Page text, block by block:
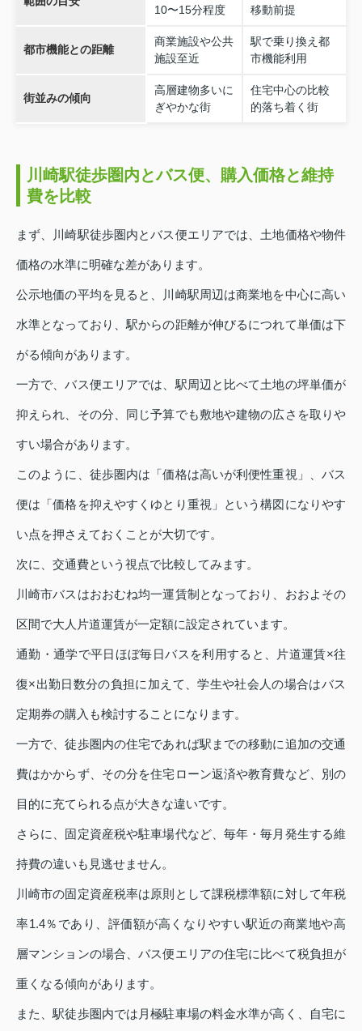
10〜15分程度 移動前提
都市機能との距離
商業施設や公共
施設至近
駅で乗り換え都
市機能利用
街並みの傾向
高層建物多いに
ぎやかな街
住宅中心の比較
的落ち着く街
川崎駅徒歩圏内とバス便、購入価格と維持
費を比較
まず、川崎駅徒歩圏内とバス便エリアでは、土地価格や物件
価格の水準に明確な差があります。
公示地価の平均を見ると、川崎駅周辺は商業地を中心に高い
水準となっており、駅からの距離が伸びるにつれて単価は下
がる傾向があります。
一方で、バス便エリアでは、駅周辺と比べて土地の坪単価が
抑えられ、その分、同じ予算でも敷地や建物の広さを取りや
すい場合があります。
このように、徒歩圏内は「価格は高いが利便性重視」、バス
便は「価格を抑えやすくゆとり重視」という構図になりやす
い点を押さえておくことが大切です。
次に、交通費という視点で比較してみます。
川崎市バスはおおむね均一運賃制となっており、おおよその
区間で大人片道運賃が一定額に設定されています。
通勤・通学で平日ほぼ毎日バスを利用すると、片道運賃×往
復×出勤日数分の負担に加えて、学生や社会人の場合はバス
定期券の購入も検討することになります。
一方で、徒歩圏内の住宅であれば駅までの移動に追加の交通
費はかからず、その分を住宅ローン返済や教育費など、別の
目的に充てられる点が大きな違いです。
さらに、固定資産税や駐車場代など、毎年・毎月発生する維
持費の違いも見逃せません。
川崎市の固定資産税率は原則として課税標準額に対して年税
率1.4％であり、評価額が高くなりやすい駅近の商業地や高
層マンションの場合、バス便エリアの住宅に比べて税負担が
重くなる傾向があります。
また、駅徒歩圏内では月極駐車場の料金水準が高く、自宅に